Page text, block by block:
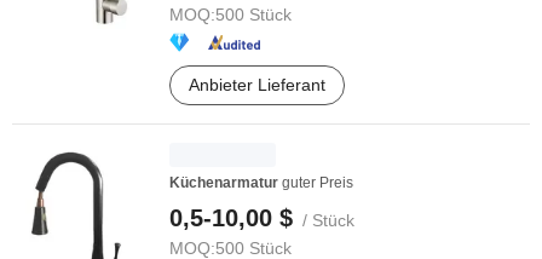
MOQ:500 Stück
Anbieter Lieferant
Küchenarmatur guter Preis
0,5-10,00 $ / Stück
MOQ:500 Stück